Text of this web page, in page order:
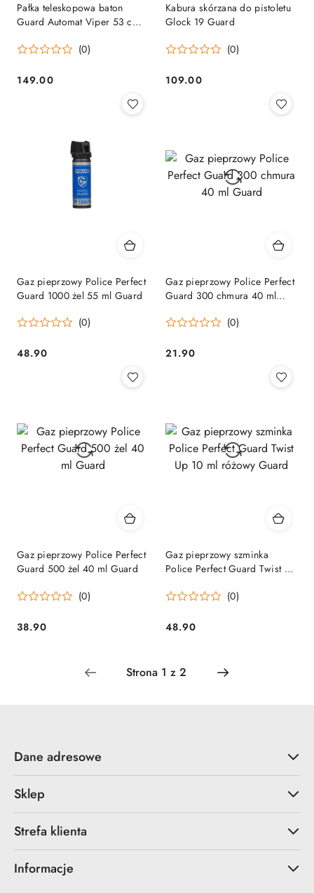
Pałka teleskopowa baton
Guard Automat Viper 53 cm
(0)
Cena:
149.00
Kabura skórzana do pistoletu
Glock 19 Guard
(0)
Cena:
109.00
Gaz pieprzowy Police Perfect
Guard 1000 żel 55 ml Guard
(0)
Cena:
48.90
Gaz pieprzowy Police Perfect
Guard 300 chmura 40 ml
(0)
Cena:
21.90
Gaz pieprzowy Police Perfect
Guard 500 żel 40 ml Guard
(0)
Cena:
38.90
Gaz pieprzowy szminka
Police Perfect Guard Twist Up
(0)
Cena:
48.90
Dane adresowe
Sklep
Strefa klienta
Informacje